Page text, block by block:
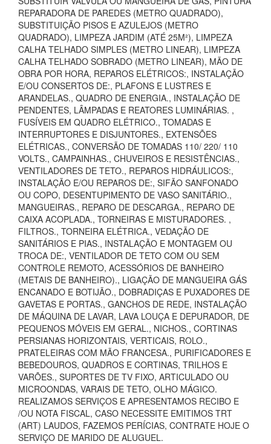
REPARADORA DE PAREDES (METRO QUADRADO),
SUBSTITUIÇÃO PISOS E AZULEJOS (METRO
QUADRADO), LIMPEZA JARDIM (ATÉ 25M²), LIMPEZA
CALHA TELHADO SIMPLES (METRO LINEAR), LIMPEZA
CALHA TELHADO SOBRADO (METRO LINEAR), MÃO DE
OBRA POR HORA, REPAROS ELÉTRICOS:, INSTALAÇÃO
E/OU CONSERTOS DE:, PLAFONS E LUSTRES E
ARANDELAS., QUADRO DE ENERGIA., INSTALAÇÃO DE
PENDENTES, LÂMPADAS E REATORES LUMINÁRIAS. ,
FUSÍVEIS EM QUADRO ELÉTRICO., TOMADAS E
INTERRUPTORES E DISJUNTORES., EXTENSÕES
ELÉTRICAS., CONVERSÃO DE TOMADAS 110/ 220/ 110
VOLTS., CAMPAINHAS., CHUVEIROS E RESISTÊNCIAS.,
VENTILADORES DE TETO., REPAROS HIDRÁULICOS:,
INSTALAÇÃO E/OU REPAROS DE:, SIFÃO SANFONADO
OU COPO, DESENTUPIMENTO DE VASO SANITÁRIO.,
MANGUEIRAS., REPARO DE DESCARGA., REPARO DE
CAIXA ACOPLADA., TORNEIRAS E MISTURADORES. ,
FILTROS., TORNEIRA ELÉTRICA., VEDAÇÃO DE
SANITÁRIOS E PIAS., INSTALAÇÃO E MONTAGEM OU
TROCA DE:, VENTILADOR DE TETO COM OU SEM
CONTROLE REMOTO, ACESSÓRIOS DE BANHEIRO
(METAIS DE BANHEIRO)., LIGAÇÃO DE MANGUEIRA GÁS
ENCANADO E BOTIJÃO., DOBRADIÇAS E PUXADORES DE
GAVETAS E PORTAS., GANCHOS DE REDE, INSTALAÇÃO
DE MÁQUINA DE LAVAR, LAVA LOUÇA E DEPURADOR, DE
PEQUENOS MÓVEIS EM GERAL., NICHOS., CORTINAS
PERSIANAS HORIZONTAIS, VERTICAIS, ROLO.,
PRATELEIRAS COM MÃO FRANCESA., PURIFICADORES E
BEBEDOUROS, QUADROS E CORTINAS, TRILHOS E
VARÕES., SUPORTES DE TV FIXO, ARTICULADO OU
MICROONDAS, VARAIS DE TETO, OLHO MÁGICO.
REALIZAMOS SERVIÇOS E APRESENTAMOS RECIBO E
/OU NOTA FISCAL, CASO NECESSITE EMITIMOS TRT
(ART) LAUDOS, FAZEMOS PERÍCIAS, CONTRATE HOJE O
SERVIÇO DE MARIDO DE ALUGUEL.